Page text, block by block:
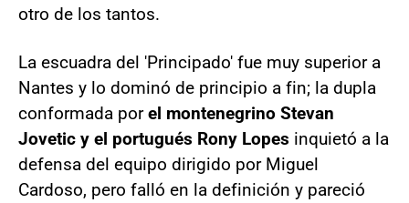
otro de los tantos.
La escuadra del 'Principado' fue muy superior a
Nantes y lo dominó de principio a fin; la dupla
conformada porel montenegrino Stevan
Jovetic y el portugués Rony Lopes inquietó a la
defensa del equipo dirigido por Miguel
Cardoso, pero falló en la definición y pareció